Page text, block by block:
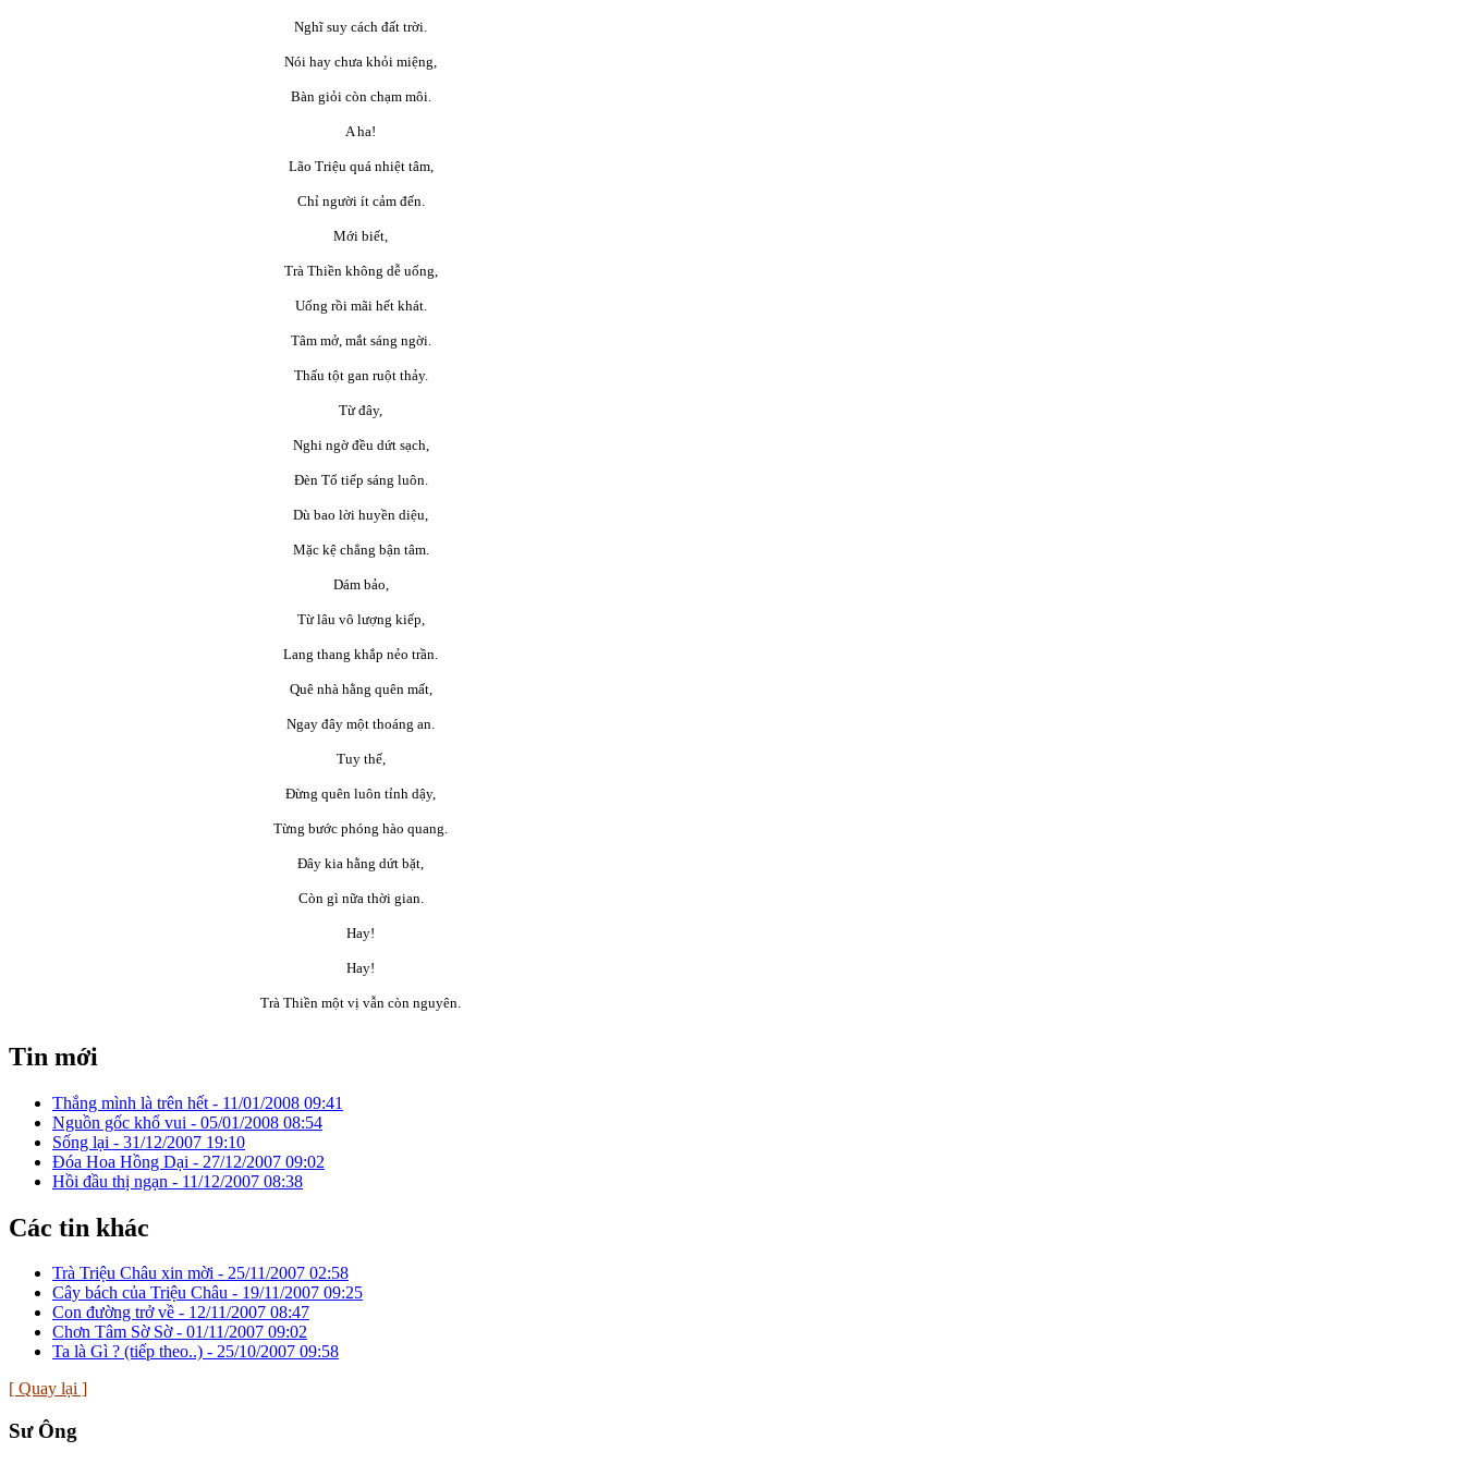
Nghĩ suy cách đất trời.
Nói hay chưa khỏi miệng,
Bàn giỏi còn chạm môi.
A ha!
Lão Triệu quá nhiệt tâm,
Chỉ người ít cảm đến.
Mới biết,
Trà Thiền không dễ uống,
Uống rồi mãi hết khát.
Tâm mở, mắt sáng ngời.
Thấu tột gan ruột thảy.
Từ đây,
Nghi ngờ đều dứt sạch,
Đèn Tổ tiếp sáng luôn.
Dù bao lời huyền diệu,
Mặc kệ chẳng bận tâm.
Dám bảo,
Từ lâu vô lượng kiếp,
Lang thang khắp nẻo trần.
Quê nhà hằng quên mất,
Ngay đây một thoáng an.
Tuy thế,
Đừng quên luôn tỉnh dậy,
Từng bước phóng hào quang.
Đây kia hằng dứt bặt,
Còn gì nữa thời gian.
Hay!
Hay!
Trà Thiền một vị vẫn còn nguyên.
Tin mới
Thắng mình là trên hết - 11/01/2008 09:41
Nguồn gốc khổ vui - 05/01/2008 08:54
Sống lại - 31/12/2007 19:10
Đóa Hoa Hồng Dại - 27/12/2007 09:02
Hồi đầu thị ngạn - 11/12/2007 08:38
Các tin khác
Trà Triệu Châu xin mời - 25/11/2007 02:58
Cây bách của Triệu Châu - 19/11/2007 09:25
Con đường trở về - 12/11/2007 08:47
Chơn Tâm Sờ Sờ - 01/11/2007 09:02
Ta là Gì ? (tiếp theo..) - 25/10/2007 09:58
[ Quay lại ]
Sư Ông